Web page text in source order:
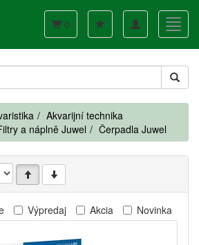
Toggle
navigation
0
Akvarijní technika
a náplně Juwel Čerpadla Juwel
Výpredaj Akcia Novinka